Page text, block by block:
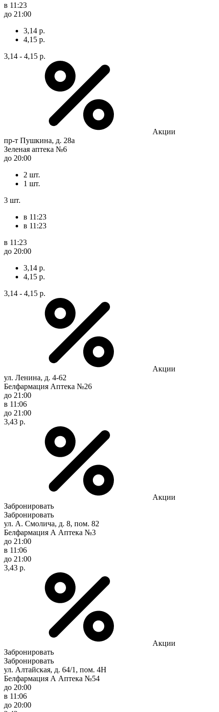
в 11:23
до 21:00
3,14 р.
4,15 р.
3,14 - 4,15 р.
Акции
пр-т Пушкина, д. 28а
Зеленая аптека №6
до 20:00
2 шт.
1 шт.
3 шт.
в 11:23
в 11:23
в 11:23
до 20:00
3,14 р.
4,15 р.
3,14 - 4,15 р.
Акции
ул. Ленина, д. 4-62
Белфармация Аптека №26
до 21:00
в 11:06
до 21:00
3,43 р.
Акции
Забронировать
Забронировать
ул. А. Смолича, д. 8, пом. 82
Белфармация А Аптека №3
до 21:00
в 11:06
до 21:00
3,43 р.
Акции
Забронировать
Забронировать
ул. Алтайская, д. 64/1, пом. 4Н
Белфармация А Аптека №54
до 20:00
в 11:06
до 20:00